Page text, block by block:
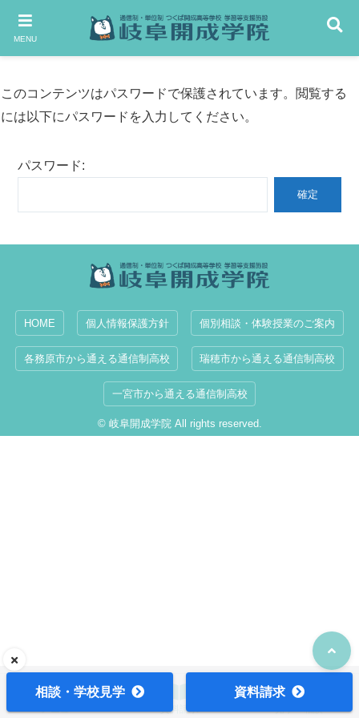
MENU
このコンテンツはパスワードで保護されています。閲覧する
には以下にパスワードを入力してください。
パスワード:
HOME 個人情報保護方針 個別相談・体験授業のご案内
各務原市から通える通信制高校 瑞穂市から通える通信制高校
一宮市から通える通信制高校
© 岐阜開成学院 All rights reserved.
資料請求
相談・学校見学 資料請求